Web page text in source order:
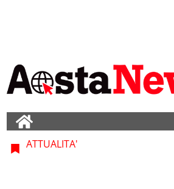
ATTUALITA'